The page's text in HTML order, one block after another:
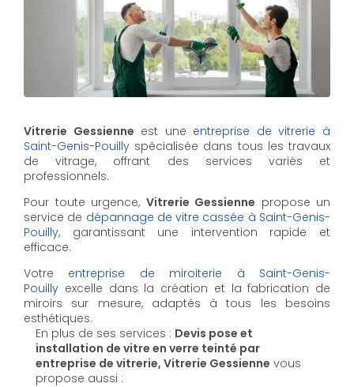
Vitrerie Gessienne est une entreprise de vitrerie à
Saint-Genis-Pouilly spécialisée dans tous les travaux
de vitrage, offrant des services variés et
professionnels.
Pour toute urgence, Vitrerie Gessienne propose un
service de dépannage de vitre cassée à Saint-Genis-
Pouilly, garantissant une intervention rapide et
efficace.
Votre entreprise de miroiterie à Saint-Genis-
Pouilly excelle dans la création et la fabrication de
miroirs sur mesure, adaptés à tous les besoins
esthétiques.
En plus de ses services : Devis pose et
installation de vitre en verre teinté par
entreprise de vitrerie, Vitrerie Gessienne vous
propose aussi :